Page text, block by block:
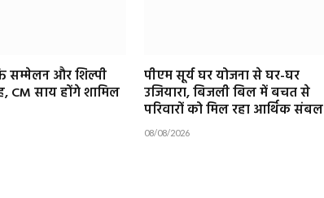
सम्मेलन और शिल्पी
CM साय होंगे शामिल
पीएम सूर्य घर योजना से घर-घर
उजियारा, बिजली बिल में बचत से
परिवारों को मिल रहा आर्थिक संबल
08/08/2026